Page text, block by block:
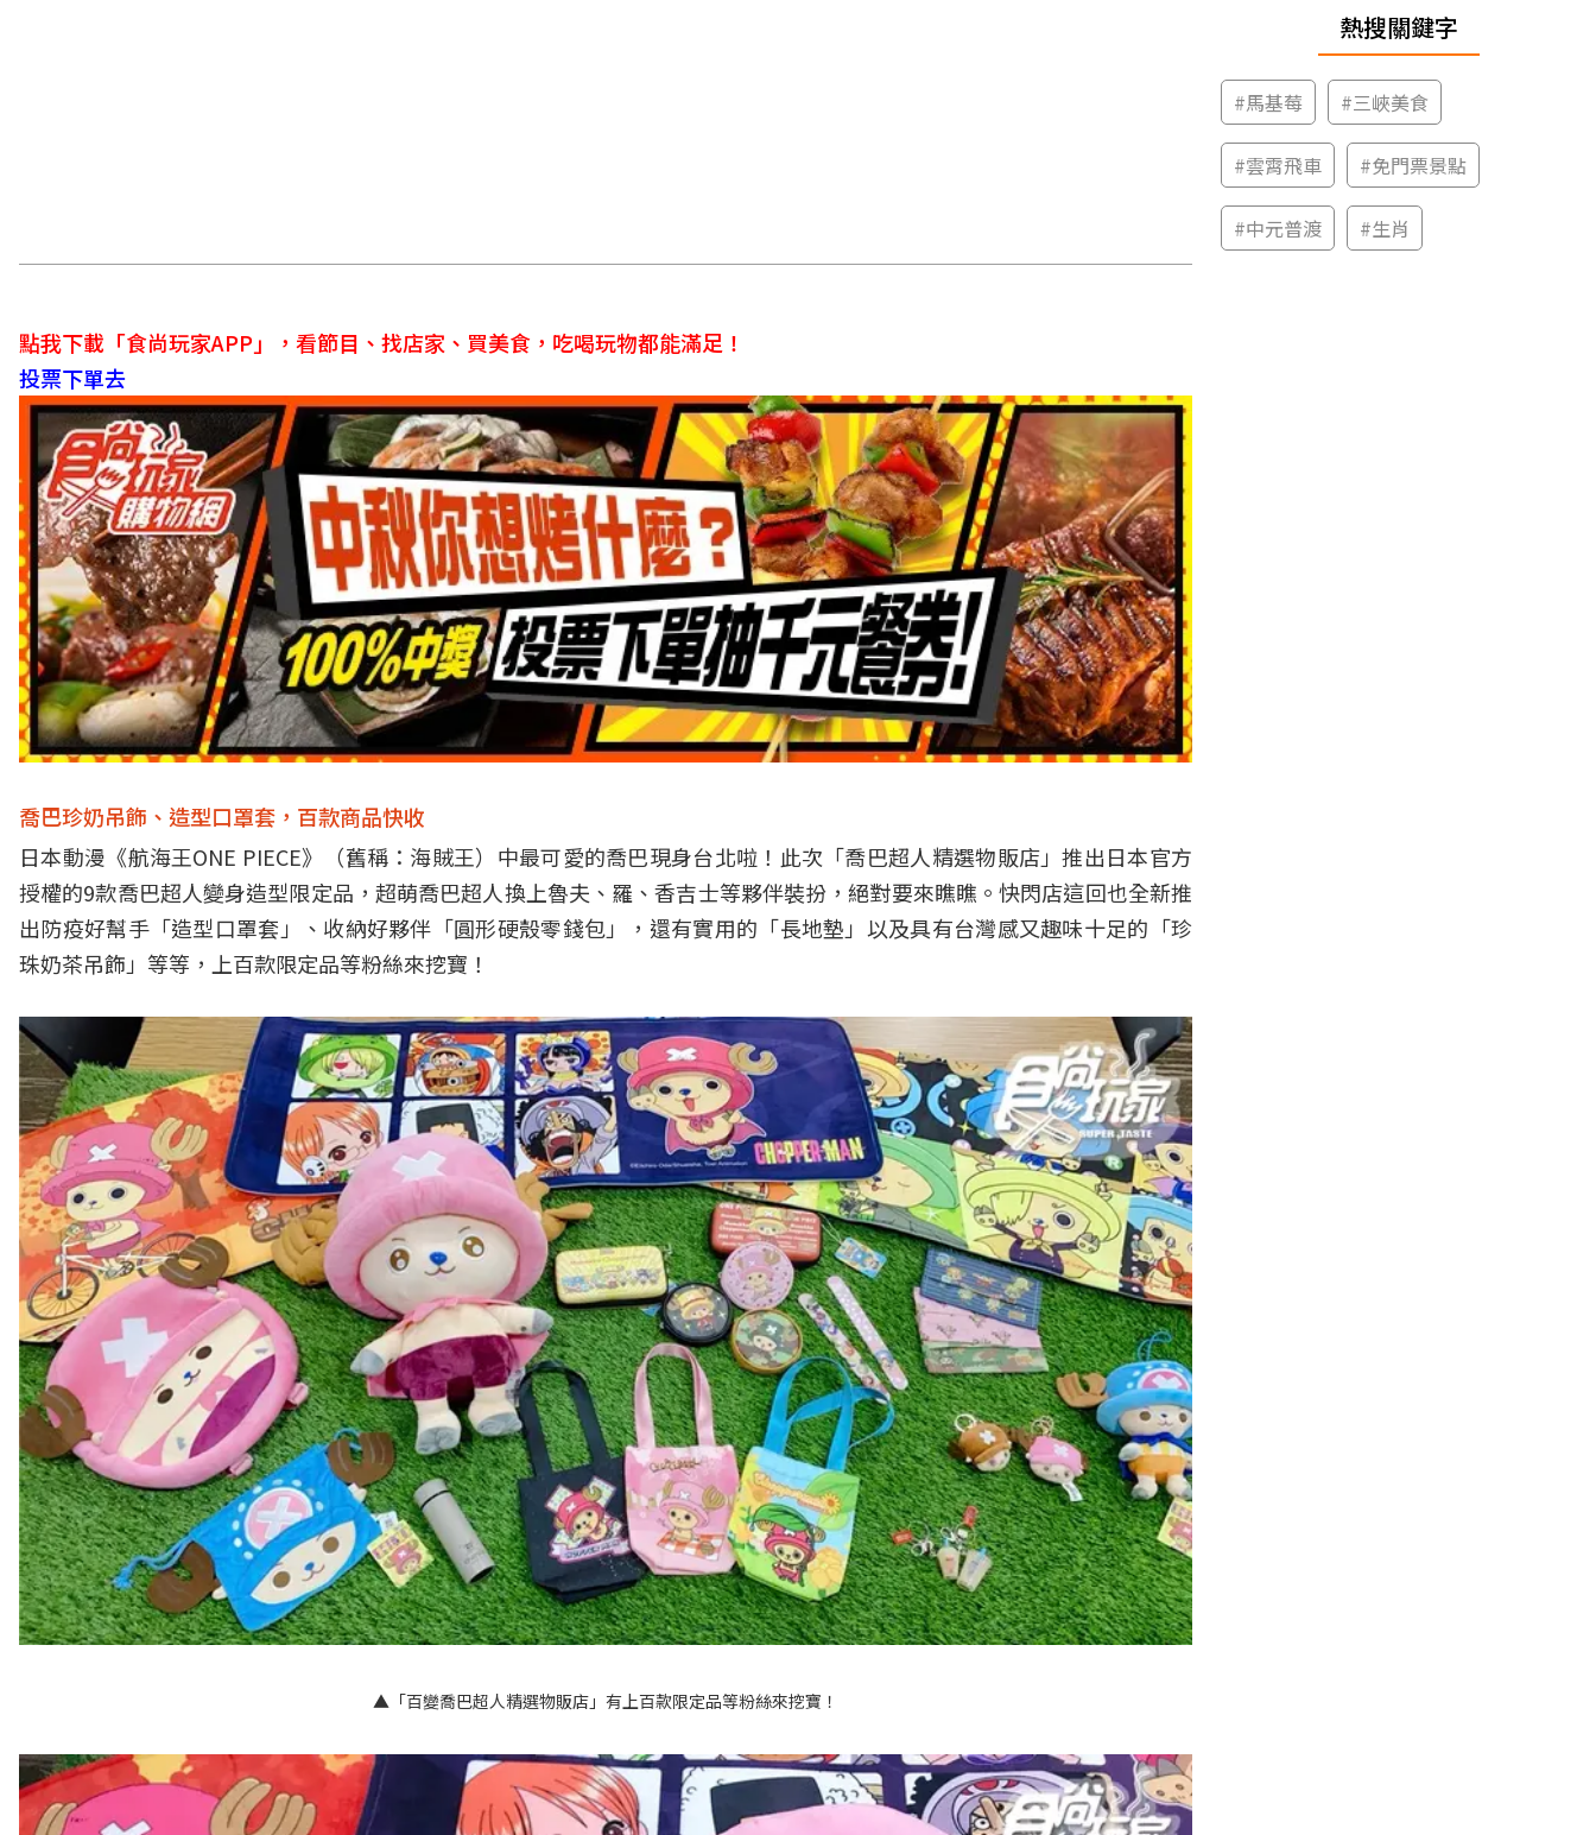
點我下載「食尚玩家APP」，看節目、找店家、買美食，吃喝玩物都能滿足！
投票下單去
喬巴珍奶吊飾、造型口罩套，百款商品快收
日本動漫《航海王ONE PIECE》（舊稱：海賊王）中最可愛的喬巴現身台北啦！此次「喬巴超人精選物販店」推出日本官方
授權的9款喬巴超人變身造型限定品，超萌喬巴超人換上魯夫、羅、香吉士等夥伴裝扮，絕對要來瞧瞧。快閃店這回也全新推
出防疫好幫手「造型口罩套」、收納好夥伴「圓形硬殼零錢包」，還有實用的「長地墊」以及具有台灣感又趣味十足的「珍
珠奶茶吊飾」等等，上百款限定品等粉絲來挖寶！
▲「百變喬巴超人精選物販店」有上百款限定品等粉絲來挖寶！
熱搜關鍵字
#馬基莓 #三峽美食
#雲霄飛車 #免門票景點
#中元普渡 #生肖